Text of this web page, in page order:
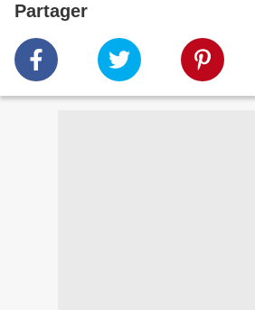
Partager